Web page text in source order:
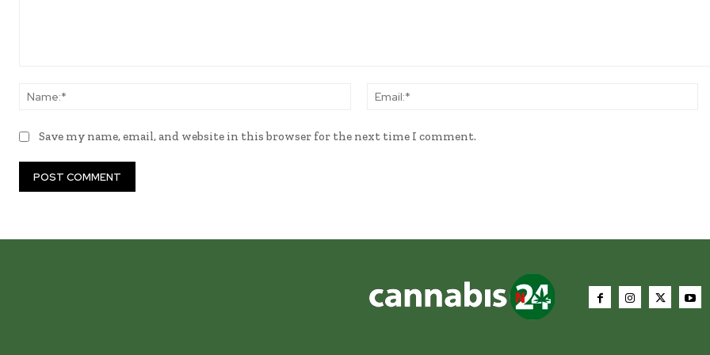
Name:*
Save my name, email, and website in this browser for the next time I comment.